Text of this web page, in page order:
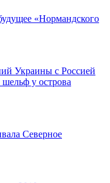
«Нормандского
Украины с Россией
у острова
Северное